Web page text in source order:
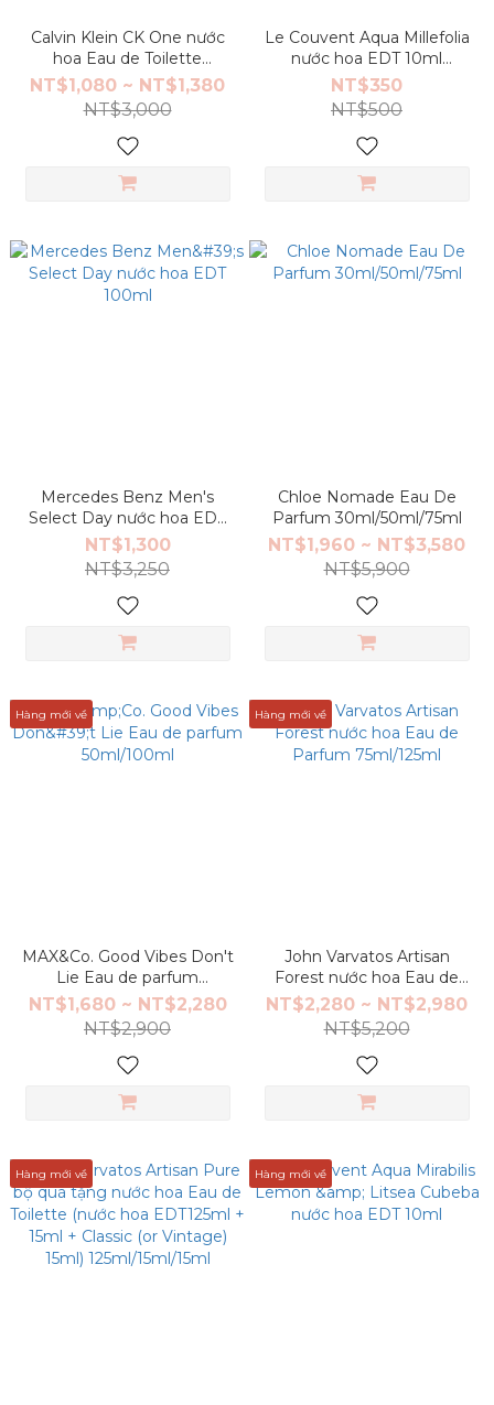
Calvin Klein CK One nước
hoa Eau de Toilette
50ml/100ml
NT$1,080 ~ NT$1,380
NT$3,000
Le Couvent Aqua Millefolia
nước hoa EDT 10ml
(Verbena & Lemon)
NT$350
NT$500
Mercedes Benz Men's
Select Day nước hoa EDT
100ml
NT$1,300
NT$3,250
Chloe Nomade Eau De
Parfum 30ml/50ml/75ml
NT$1,960 ~ NT$3,580
NT$5,900
Hàng mới về
MAX&Co. Good Vibes Don't
Lie Eau de parfum
50ml/100ml
NT$1,680 ~ NT$2,280
NT$2,900
Hàng mới về
John Varvatos Artisan
Forest nước hoa Eau de
Parfum 75ml/125ml
NT$2,280 ~ NT$2,980
NT$5,200
Hàng mới về Hàng mới về